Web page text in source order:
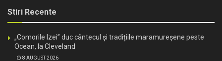
Stiri Recente
„Comorile Izei” duc cântecul și tradițiile maramureșene peste
Ocean, la Cleveland
8 AUGUST 2026